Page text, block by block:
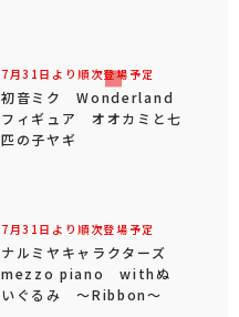
7月31日より順次登場予定
初音ミク Wonderland
フィギュア オオカミと七
匹の子ヤギ
7月31日より順次登場予定
ナルミヤキャラクターズ
mezzo piano withぬ
いぐるみ ～Ribbon～